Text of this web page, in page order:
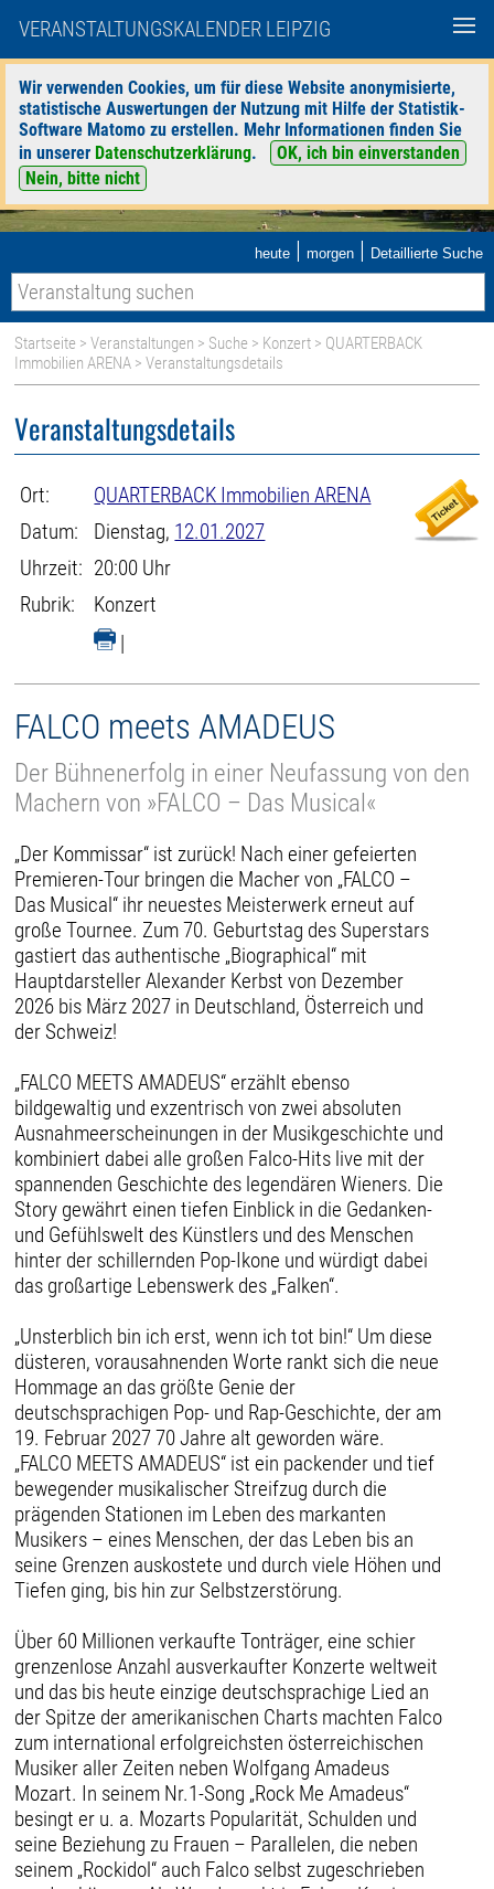
VERANSTALTUNGSKALENDER LEIPZIG
Wir verwenden Cookies, um für diese Website anonymisierte,
statistische Auswertungen der Nutzung mit Hilfe der Statistik-
Software Matomo zu erstellen. Mehr Informationen finden Sie
in unserer Datenschutzerklärung.
OK, ich bin einverstanden
Nein, bitte nicht
heute | morgen | Detaillierte Suche
Startseite >Veranstaltungen > Suche > Konzert > QUARTERBACK
Immobilien ARENA > Veranstaltungsdetails
Veranstaltungsdetails
Ort:
QUARTERBACK Immobilien ARENA
Datum:
Dienstag, 12.01.2027
Uhrzeit: 20:00 Uhr
Rubrik:
Konzert
|
FALCO meets AMADEUS
Der Bühnenerfolg in einer Neufassung von den
Machern von »FALCO – Das Musical«
„Der Kommissar“ ist zurück! Nach einer gefeierten
Premieren-Tour bringen die Macher von „FALCO –
Das Musical“ ihr neuestes Meisterwerk erneut auf
große Tournee. Zum 70. Geburtstag des Superstars
gastiert das authentische „Biographical“ mit
Hauptdarsteller Alexander Kerbst von Dezember
2026 bis März 2027 in Deutschland, Österreich und
der Schweiz!
„FALCO MEETS AMADEUS“ erzählt ebenso
bildgewaltig und exzentrisch von zwei absoluten
Ausnahmeerscheinungen in der Musikgeschichte und
kombiniert dabei alle großen Falco-Hits live mit der
spannenden Geschichte des legendären Wieners. Die
Story gewährt einen tiefen Einblick in die Gedanken-
und Gefühlswelt des Künstlers und des Menschen
hinter der schillernden Pop-Ikone und würdigt dabei
das großartige Lebenswerk des „Falken“.
„Unsterblich bin ich erst, wenn ich tot bin!“ Um diese
düsteren, vorausahnenden Worte rankt sich die neue
Hommage an das größte Genie der
deutschsprachigen Pop- und Rap-Geschichte, der am
19. Februar 2027 70 Jahre alt geworden wäre.
„FALCO MEETS AMADEUS“ ist ein packender und tief
bewegender musikalischer Streifzug durch die
prägenden Stationen im Leben des markanten
Musikers – eines Menschen, der das Leben bis an
seine Grenzen auskostete und durch viele Höhen und
Tiefen ging, bis hin zur Selbstzerstörung.
Über 60 Millionen verkaufte Tonträger, eine schier
grenzenlose Anzahl ausverkaufter Konzerte weltweit
und das bis heute einzige deutschsprachige Lied an
der Spitze der amerikanischen Charts machten Falco
zum international erfolgreichsten österreichischen
Musiker aller Zeiten neben Wolfgang Amadeus
Mozart. In seinem Nr.1-Song „Rock Me Amadeus“
besingt er u. a. Mozarts Popularität, Schulden und
seine Beziehung zu Frauen – Parallelen, die neben
seinem „Rockidol“ auch Falco selbst zugeschrieben